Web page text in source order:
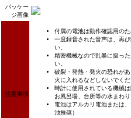
パッケー
ジ画像
注意事項
付属の電池は動作確認用の
一度録音された音声は、再
い。
精密機械なので乱暴に扱っ
い。
破裂・発熱・発火の恐れが
火に入れるなどしないでくだ
時計に使用されている機械
お風呂場、台所等の水まわ
電池はアルカリ電池または
池推奨）